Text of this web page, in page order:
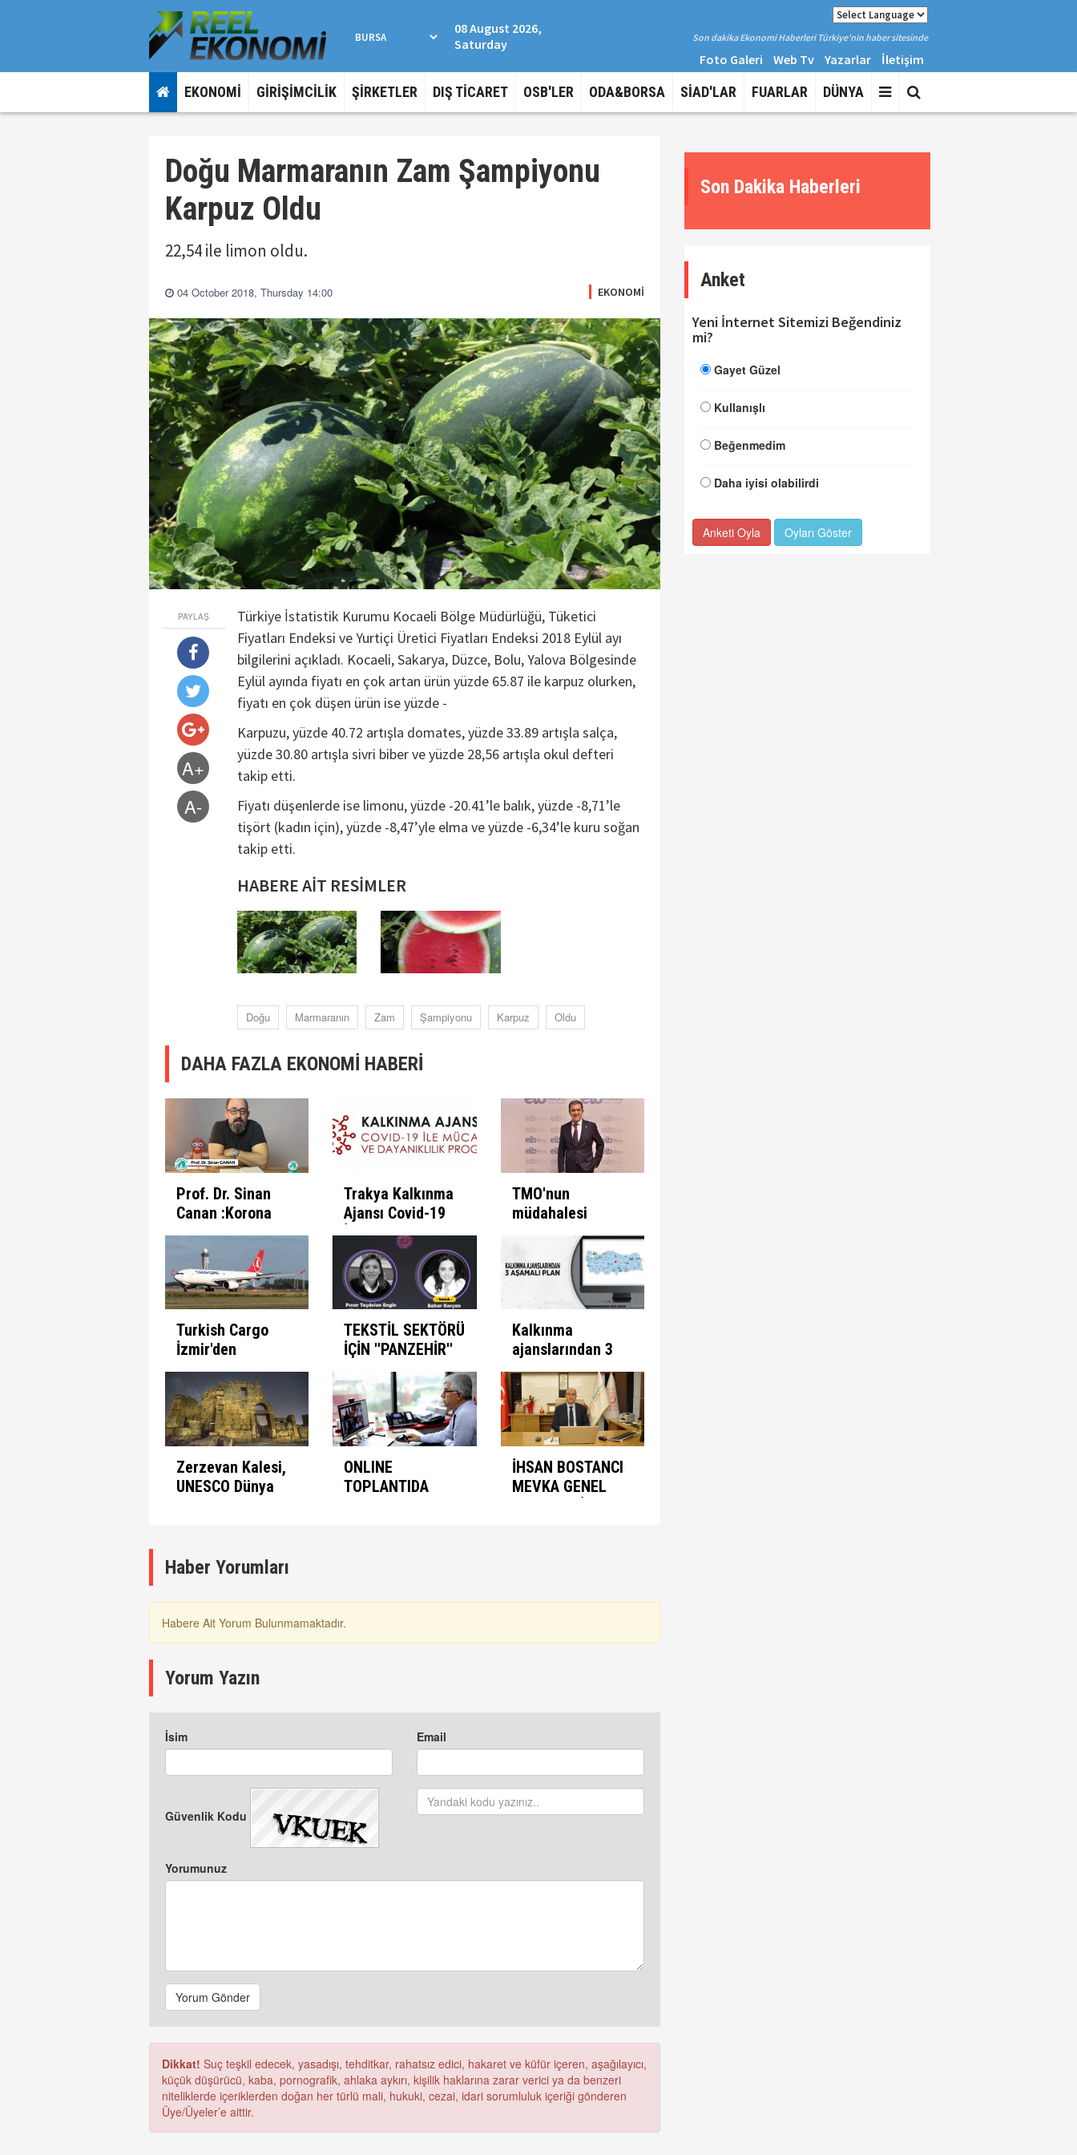
08 August 2026,
Saturday
Son dakika Ekonomi Haberleri Türkiye'nin haber sitesinde
Foto Galeri Web Tv Yazarlar İletişim
EKONOMİ GİRİŞİMCİLİK ŞİRKETLER DIŞ TİCARET OSB'LER ODA&BORSA SİAD'LAR FUARLAR DÜNYA
Doğu Marmaranın Zam Şampiyonu
Karpuz Oldu
22,54 ile limon oldu.
04 October 2018, Thursday 14:00 EKONOMİ
PAYLAŞ
A+
A-
Türkiye İstatistik Kurumu Kocaeli Bölge Müdürlüğü, Tüketici
Fiyatları Endeksi ve Yurtiçi Üretici Fiyatları Endeksi 2018 Eylül ayı
bilgilerini açıkladı. Kocaeli, Sakarya, Düzce, Bolu, Yalova Bölgesinde
Eylül ayında fiyatı en çok artan ürün yüzde 65.87 ile karpuz olurken,
fiyatı en çok düşen ürün ise yüzde -
Karpuzu, yüzde 40.72 artışla domates, yüzde 33.89 artışla salça,
yüzde 30.80 artışla sivri biber ve yüzde 28,56 artışla okul defteri
takip etti.
Fiyatı düşenlerde ise limonu, yüzde -20.41’le balık, yüzde -8,71’le
tişört (kadın için), yüzde -8,47’yle elma ve yüzde -6,34’le kuru soğan
takip etti.
HABERE AİT RESİMLER
Doğu Marmaranın Zam Şampiyonu Karpuz Oldu
DAHA FAZLA EKONOMİ HABERİ
Prof. Dr. Sinan
Canan :Korona
Günlerinde
İnsanın Fabrika
Ayarları
Trakya Kalkınma
Ajansı Covid-19
İle Mücadele
Programını İlan
Etti
TMO'nun
müdahalesi
kazandırıyor
Turkish Cargo
İzmir'den
seferlerine
başlıyor
TEKSTİL SEKTÖRÜ
İÇİN ''PANZEHİR''
BULUNDU
Kalkınma
ajanslarından 3
aşamalı plan
Zerzevan Kalesi,
UNESCO Dünya
ONLINE
TOPLANTIDA
İHSAN BOSTANCI
MEVKA GENEL
Haber Yorumları
Habere Ait Yorum Bulunmamaktadır.
Yorum Yazın
İsim Email
Güvenlik Kodu
Yorumunuz
Yorum Gönder
Dikkat! Suç teşkil edecek, yasadışı, tehditkar, rahatsız edici, hakaret ve küfür içeren, aşağılayıcı,
küçük düşürücü, kaba, pornografik, ahlaka aykırı, kişilik haklarına zarar verici ya da benzeri
niteliklerde içeriklerden doğan her türlü mali, hukuki, cezai, idari sorumluluk içeriği gönderen
Üye/Üyeler’e aittir.
Son Dakika Haberleri
Anket
Yeni İnternet Sitemizi Beğendiniz
mi?
Gayet Güzel
Kullanışlı
Beğenmedim
Daha iyisi olabilirdi
Anketi Oyla Oyları Göster